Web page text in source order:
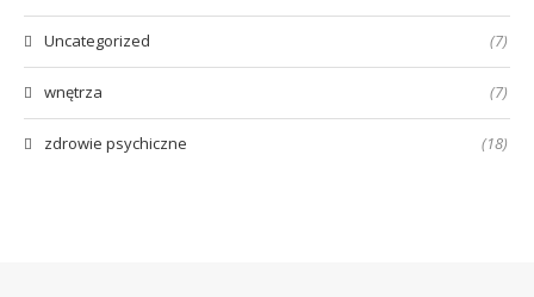
Uncategorized (7)
wnętrza (7)
zdrowie psychiczne (18)